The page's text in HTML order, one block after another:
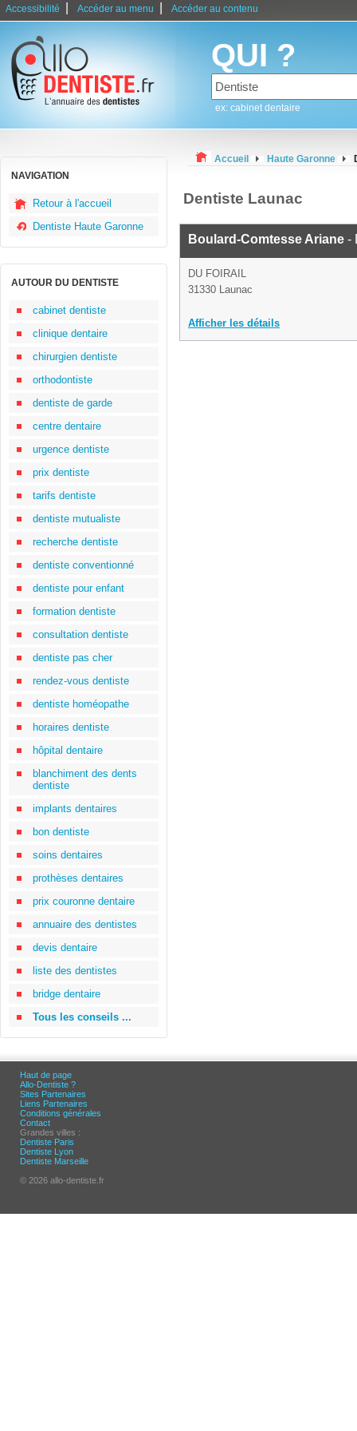
Accessibilité Accéder au menu Accéder au contenu
QUI ?
ex: cabinet dentaire
NAVIGATION
Retour à l'accueil
Dentiste Haute Garonne
AUTOUR DU DENTISTE
cabinet dentiste
clinique dentaire
chirurgien dentiste
orthodontiste
dentiste de garde
centre dentaire
urgence dentiste
prix dentiste
tarifs dentiste
dentiste mutualiste
recherche dentiste
dentiste conventionné
dentiste pour enfant
formation dentiste
consultation dentiste
dentiste pas cher
rendez-vous dentiste
dentiste homéopathe
horaires dentiste
hôpital dentaire
blanchiment des dents
dentiste
implants dentaires
bon dentiste
soins dentaires
prothèses dentaires
prix couronne dentaire
annuaire des dentistes
devis dentaire
liste des dentistes
bridge dentaire
Tous les conseils ...
Accueil Haute Garonne
Dentiste Launac
Boulard-Comtesse Ariane -
DU FOIRAIL
31330 Launac
Afficher les détails
Haut de page
Allo-Dentiste ?
Sites Partenaires
Liens Partenaires
Conditions générales
Contact
Grandes villes :
Dentiste Paris
Dentiste Lyon
Dentiste Marseille
© 2026 allo-dentiste.fr